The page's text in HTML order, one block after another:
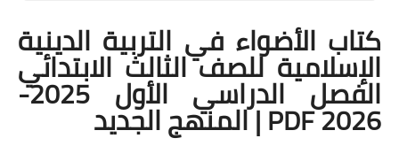
صحة
كتاب الأضواء في التربية الدينية
الإسلامية للصف الثالث الابتدائي
الفصل الدراسي الأول 2025-
2026 PDF | المنهج الجديد